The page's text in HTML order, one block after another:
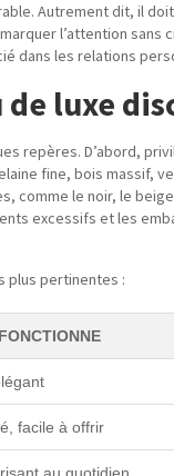
Autrement dit, il
l’attention sans
dans les relations
de luxe
repères. D’abord,
fine, bois massif,
comme le noir, le
excessifs et les
plus pertinentes :
facile à offrir